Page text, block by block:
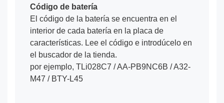
Código de batería
El código de la batería se encuentra en el
interior de cada batería en la placa de
características. Lee el código e introdúcelo en
el buscador de la tienda.
por ejemplo, TLi028C7 / AA-PB9NC6B / A32-
M47 / BTY-L45